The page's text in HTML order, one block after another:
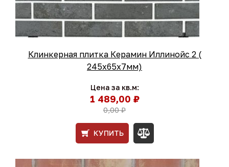
Клинкерная плитка Керамин Иллинойс 2 (
245x65x7мм)
Цена за кв.м:
1 489,00 ₽
0,00 ₽
КУПИТЬ